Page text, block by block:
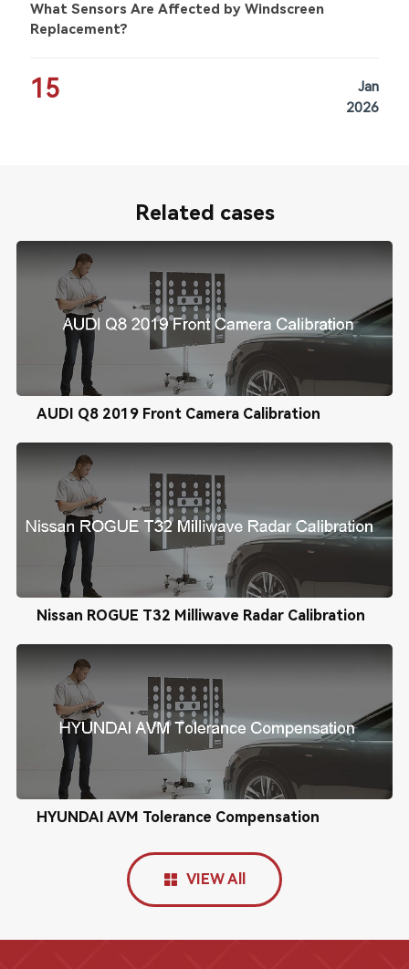
What Sensors Are Affected by Windscreen
Replacement?
15
Jan
2026
Related cases
AUDI Q8 2019 Front Camera Calibration
Nissan ROGUE T32 Milliwave Radar Calibration
HYUNDAI AVM Tolerance Compensation
VIEW All